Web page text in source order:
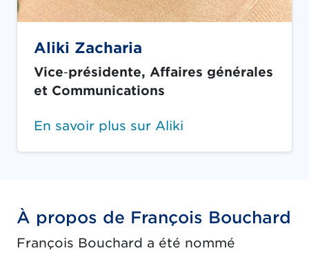
Aliki Zacharia
Vice‑présidente, Affaires générales
et Communications
En savoir plus sur Aliki
À propos de François Bouchard
François Bouchard a été nommé